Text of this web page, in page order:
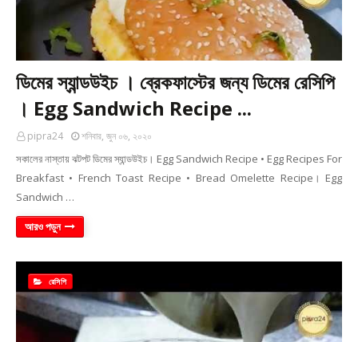
ডিমের স্যান্ডউইচ । ব্রেকফাস্টের জন্য ডিমের রেসিপি
। Egg Sandwich Recipe ...
pipra24 শনিবার, জুন ০৬, ২০২০
সকালের নাস্তায় ঝটপট ডিমের স্যান্ডউইচ। Egg Sandwich Recipe • Egg Recipes For
Breakfast • French Toast Recipe • Bread Omelette Recipe। Egg
Sandwich …
আরও পড়ুন
রেসিপি